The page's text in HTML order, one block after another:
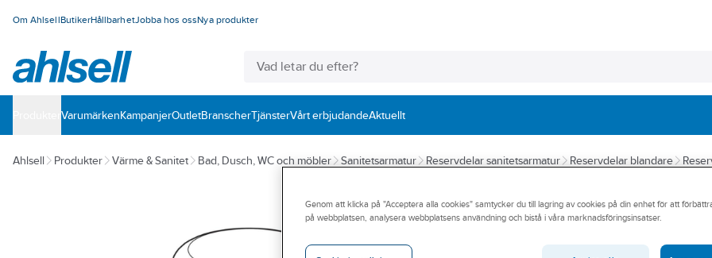
Om AhlsellButikerHållbarhetJobba hos ossNya produkter
VarumärkenKampanjerOutletBranscherTjänsterVårt erbjudandeAktuellt
Ahlsell Produkter Värme & Sanitet Bad, Dusch, WC och möbler Sanitetsarmatur Reservdelar sanitetsarmatur Reservdelar blandare
Flödesvred
ORAS NOVA
8443297
Genom att klicka på "Acceptera alla cookies" samtycker du till lagring av cookies på din enhet för att
på webbplatsen, analysera webbplatsens användning och bistå i våra marknadsföringsinsatser.